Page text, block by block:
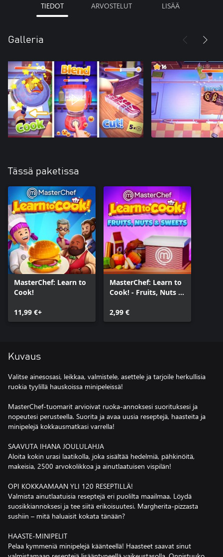
TIEDOT ARVOSTELUT LISÄÄ
Galleria
Tässä paketissa
MasterChef: Learn to
Cook!
11,99 €+
MasterChef: Learn to
Cook! - Fruits, Nuts &
2,99 €
Kuvaus
Valitse ainesosasi, leikkaa, valmistele, asettele ja tarjoile herkullisia
ruokia tyylillä hauskoissa minipeleissä!
MasterChef-tuomarit arvioivat ruoka-annoksesi suorituksesi ja
nopeutesi perusteella. Suorita ja avaa uusia reseptejä, haasteita ja
minipelejä kokkausmatkasi varrella!
SAAVUTA IHANA JOULULAHJA
Aloita kokin urasi laatikolla, joka sisältää hedelmiä, pähkinöitä,
makeisia, 2500 arvokolikkoa ja ainutlaatuisen vispilän!
OPI KOKKAAMAAN YLI 120 RESEPTILLÄ!
Valmista ainutlaatuisia reseptejä eri puolilta maailmaa. Löydä
suosikkiannoksesi ja tee siitä erikoisuutesi. Margherita-pizzasta
sushiin – mitä haluaisit kokata tänään?
HAASTE-MINIPELIT
Pelaa kymmeniä minipelejä käänteellä! Haasteet saavat sinut